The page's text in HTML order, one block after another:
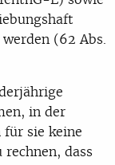
(62 Abs.
in der
sie keine
dass